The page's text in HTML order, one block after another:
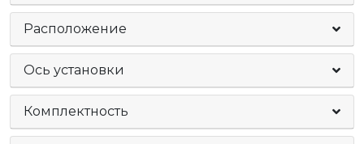
Расположение
Ось установки
Комплектность